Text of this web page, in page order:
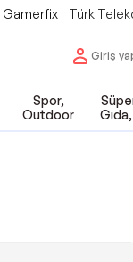
Gamerfix Türk
Giriş
Spor,
Outdoor